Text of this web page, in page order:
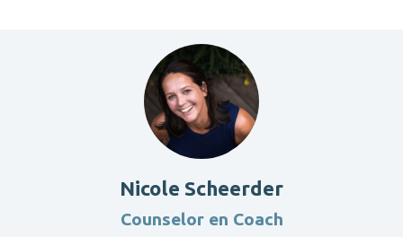
Nicole Scheerder
Counselor en Coach